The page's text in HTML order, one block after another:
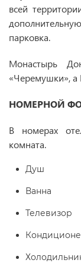
всей
парковка.
Монастырь
«Черемушки»,
НОМЕРНОЙ
В номерах
комната.
Душ
Ванна
Телевизор